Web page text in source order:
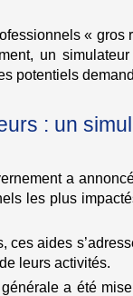
« gros
un
potentiels
: un
a
les plus
ces aides
leurs activités.
a été